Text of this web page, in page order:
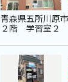
青森県五所川原
２階 学習室２